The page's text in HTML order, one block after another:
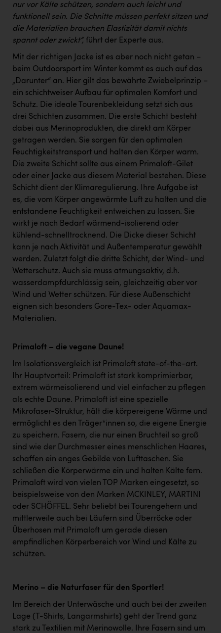
nur vor Kälte schützen, sondern auch leicht und
funktionell sein. Die Schnitte müssen perfekt sitzen und
die Materialien brauchen Elastizität damit nichts
spannt oder zwickt“, führt der Experte aus.
Mit der richtigen Jacke ist es aber noch nicht getan –
beim Outdoorsport im Winter kommt es auch auf das
„Darunter“ an. Hier gilt das bewährte Zwiebelprinzip –
ein schichtweiser Aufbau für optimalen Komfort und
Schutz. Die ideale Tourenbekleidung setzt sich aus
drei Schichten zusammen. Die erste Schicht besteht
dabei aus Merinoprodukten, die direkt am Körper
getragen werden. Sie sorgen für den optimalen
Feuchtigkeitstransport und halten den Körper warm.
Die zweite Schicht sollte aus einem Primaloft-Gilet
oder einer Jacke aus diesem Material bestehen. Diese
Schicht dient der Klimaregulierung. Ihre Aufgabe ist
es, die vom Körper angewärmte Luft zu halten und die
entstandene Feuchtigkeit entweichen zu lassen. Sie
wirkt je nach Bedarf wärmend-isolierend oder
kühlend-schnelltrocknend. Die Dicke dieser Schicht
kann je nach Aktivität und Außentemperatur gewählt
werden. Zuletzt folgt die dritte Schicht, der Wind- und
Wetterschutz. Auch sie muss atmungsaktiv, d.h.
wasserdampfdurchlässig sein, gleichzeitig aber vor
Wind und Wetter schützen. Für diese Außenschicht
eignen sich besonders Gore-Tex- oder Aquamax-
Materialien.
Primaloft – die vegane Daune!
Im Isolationsvergleich ist Primaloft state-of-the-art.
Ihr Hauptvorteil: Primaloft ist stark komprimierbar,
extrem wärmeisolierend und viel einfacher zu pflegen
als echte Daune. Primaloft ist eine spezielle
Mikrofaser-Struktur, hält die körpereigene Wärme und
ermöglicht es den Träger*innen so, die eigene Energie
zu speichern. Fasern, die nur einen Bruchteil so groß
sind wie der Durchmesser eines menschlichen Haares,
schaffen ein enges Gebilde von Lufttaschen. Sie
schließen die Körperwärme ein und halten Kälte fern.
Primaloft wird von vielen TOP Marken eingesetzt, so
beispielsweise von den Marken MCKINLEY, MARTINI
oder SCHÖFFEL. Sehr beliebt bei Tourengehern und
mittlerweile auch bei Läufern sind Überröcke oder
Überhosen mit Primaloft um gerade diesen
empfindlichen Körperbereich vor Wind und Kälte zu
schützen.
Merino – die Naturfaser für den Sportler!
Im Bereich der Unterwäsche und auch bei der zweiten
Lage (T-Shirts, Langarmshirts) geht der Trend ganz
stark zu Textilien mit Merinowolle. Ihre Fasern sind um